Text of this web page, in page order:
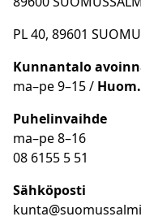
PL 40, 89601
Kunnantalo
ma–pe 9–15 / Huom.
Puhelinvaihde
ma–pe 8–16
08 6155 5 51
Sähköposti